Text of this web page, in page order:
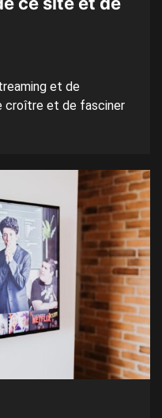
et de
croître et de fasciner